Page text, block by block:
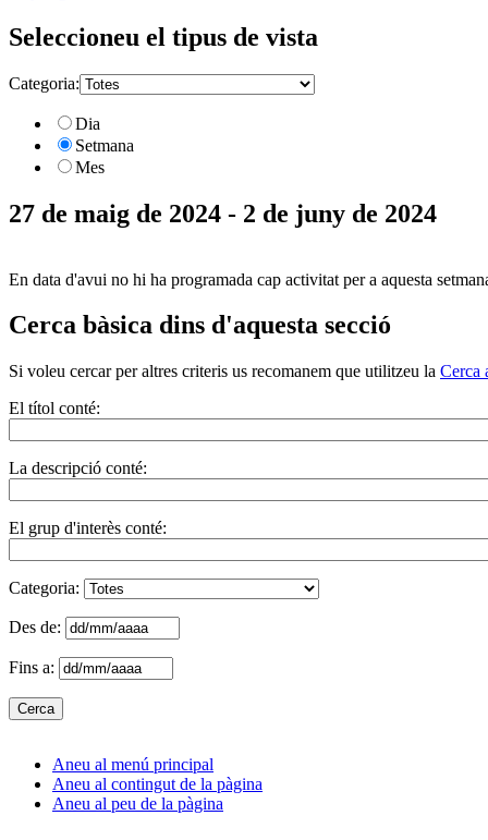
Seleccioneu el tipus de vista
Categoria:
Dia
Setmana
Mes
27 de maig de 2024 - 2 de juny de 2024
En data d'avui no hi ha programada cap activitat per a aquesta
Cerca bàsica dins d'aquesta secció
Si voleu cercar per altres criteris us recomanem que utilitzeu la Cerca
El títol conté:
La descripció conté:
El grup d'interès conté:
Categoria:
Des de:
Fins a:
Aneu al menú principal
Aneu al contingut de la pàgina
Aneu al peu de la pàgina